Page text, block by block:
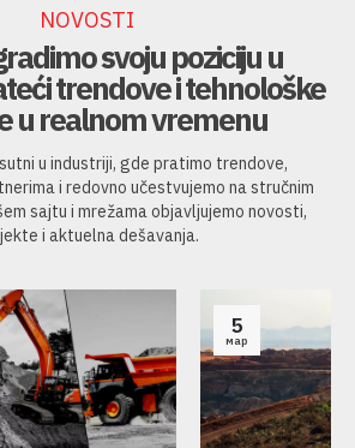
NOVOSTI
svoju poziciju u
trendove i tehnološke
u realnom vremenu
u industriji, gde pratimo trendove,
i redovno učestvujemo na stručnim
sajtu i mrežama objavljujemo novosti,
i aktuelna dešavanja.
мар